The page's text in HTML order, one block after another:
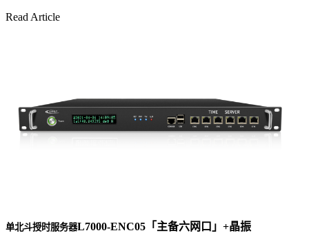
Read Article
单北斗授时服务器L7000-ENC05「主备六网口」+晶振